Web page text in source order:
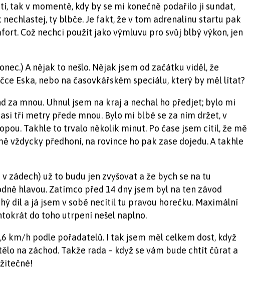
tak v momentě, kdy by se mi konečně podařilo ji sundat,
ty blbče. Je fakt, že v tom adrenalinu startu pak
Což nechci použít jako výmluvu pro svůj blbý výkon, jen
A nějak to nešlo. Nějak jsem od začátku viděl, že
Eska, nebo na časovkářském speciálu, který by měl lítat?
mnou. Uhnul jsem na kraj a nechal ho předjet; bylo mi
tři metry přede mnou. Bylo mi blbé se za ním držet, v
Takhle to trvalo několik minut. Po čase jsem cítil, že mě
vždycky předhoní, na rovince ho pak zase dojedu. A takhle
už to budu jen zvyšovat a že bych se na tu
hlavou. Zatímco před 14 dny jsem byl na ten závod
díl a já jsem v sobě necítil tu pravou horečku. Maximální
do toho utrpení nešel naplno.
km/h podle pořadatelů. I tak jsem měl celkem dost, když
na záchod. Takže rada – když se vám bude chtít čůrat a